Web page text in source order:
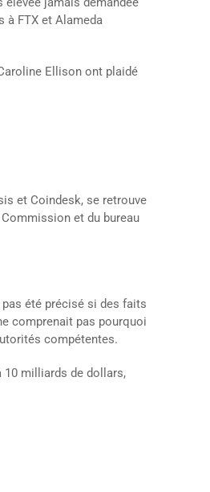
à FTX et Alameda
Ellison ont plaidé
et Coindesk, se retrouve
et du bureau
été précisé si des faits
comprenait pas pourquoi
compétentes.
10 milliards de dollars,